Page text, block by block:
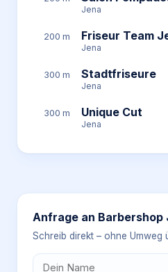
Jena
200 m Friseur Team
Jena
300 m Stadtfriseure
Jena
300 m Unique Cut
Jena
Anfrage an Barbershop
Schreib direkt – ohne Umweg